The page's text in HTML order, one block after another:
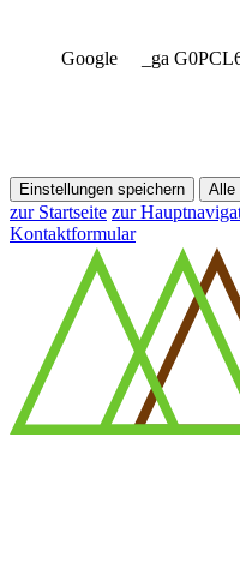
Google _ga
Einstellungen speichern Alle
zur Startseite zur
Kontaktformular